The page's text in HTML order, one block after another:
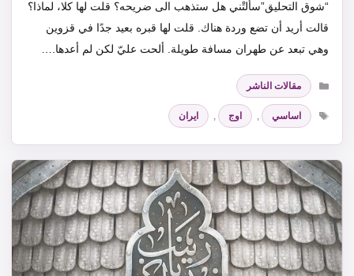
“شوق التحليق”سألتْني هل ستذهب الى ضريحه؟ قلت لها كلا، لماذا؟
قالت أريد أن تضع وردة هناك. قلت لها قبره بعيد جدًا في قزوين
وهي تبعد عن طهران مسافة طويلة. ألحت عليّ لكن لم أعدها.…
التصنيفات
مقالات الناشر
الوسوم
اساسي , اوج , ايران